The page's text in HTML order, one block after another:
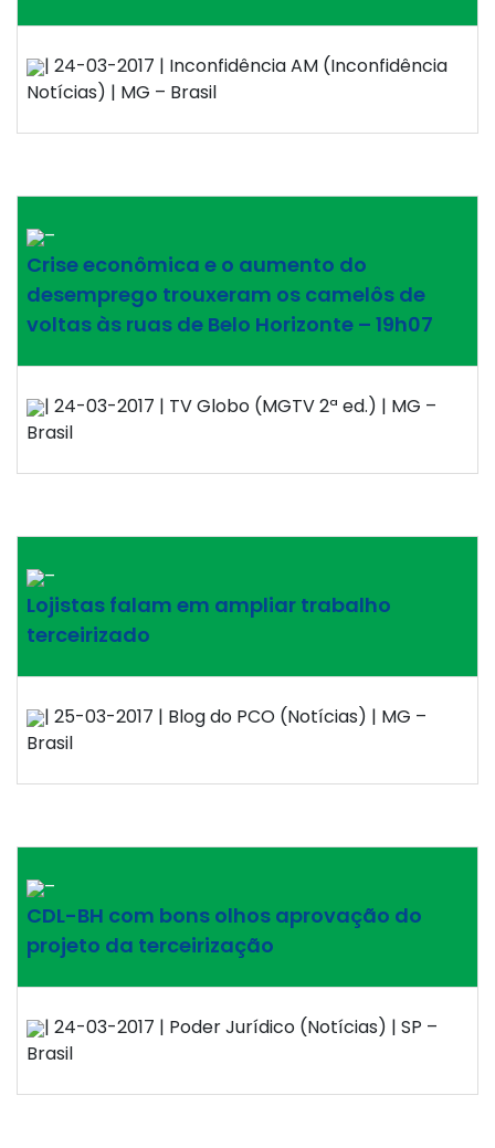
| 24-03-2017 | Inconfidência AM (Inconfidência
Notícias) | MG – Brasil
–
Crise econômica e o aumento do
desemprego trouxeram os camelôs de
voltas às ruas de Belo Horizonte – 19h07
| 24-03-2017 | TV Globo (MGTV 2ª ed.) | MG –
Brasil
–
Lojistas falam em ampliar trabalho
terceirizado
| 25-03-2017 | Blog do PCO (Notícias) | MG –
Brasil
–
CDL-BH com bons olhos aprovação do
projeto da terceirização
| 24-03-2017 | Poder Jurídico (Notícias) | SP –
Brasil